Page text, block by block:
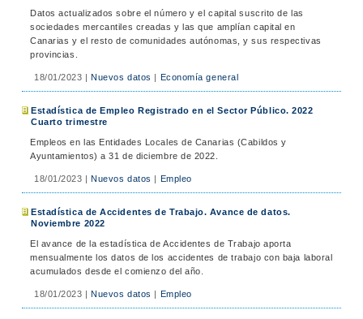
Datos actualizados sobre el número y el capital suscrito de las
sociedades mercantiles creadas y las que amplían capital en
Canarias y el resto de comunidades autónomas, y sus respectivas
provincias.
18/01/2023 |Nuevos datos | Economía general
Estadística de Empleo Registrado en el Sector Público. 2022
Cuarto trimestre
Empleos en las Entidades Locales de Canarias (Cabildos y
Ayuntamientos) a 31 de diciembre de 2022.
18/01/2023 |Nuevos datos | Empleo
Estadística de Accidentes de Trabajo. Avance de datos.
Noviembre 2022
El avance de la estadística de Accidentes de Trabajo aporta
mensualmente los datos de los accidentes de trabajo con baja laboral
acumulados desde el comienzo del año.
18/01/2023 |Nuevos datos | Empleo